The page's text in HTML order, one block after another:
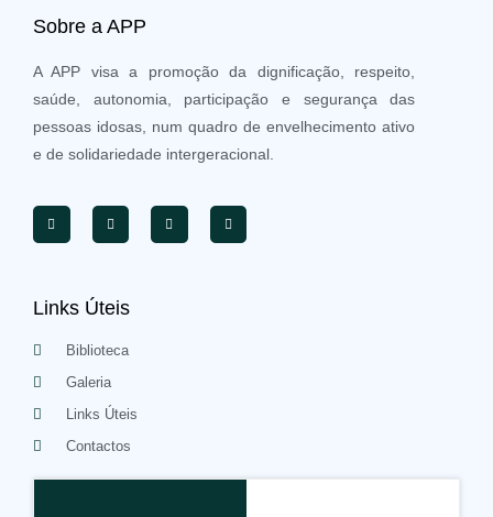
Sobre a APP
A APP visa a promoção da dignificação, respeito,
saúde, autonomia, participação e segurança das
pessoas idosas, num quadro de envelhecimento ativo
e de solidariedade intergeracional.
Links Úteis
Biblioteca
Galeria
Links Úteis
Contactos